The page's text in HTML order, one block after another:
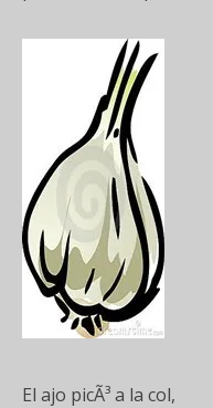
El ajo picÃ³ a la col,